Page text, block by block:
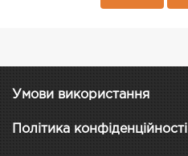
Умови використання
Політика конфіденційності